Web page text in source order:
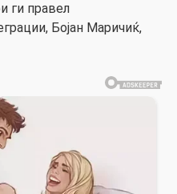
ги правел
Бојан Маричиќ,